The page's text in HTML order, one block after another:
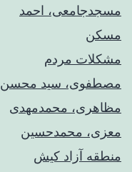
مسجدجامعی، احمد
مسکن
مشکلات مردم
مصطفوی، سید محسن
مظاهری، محمدمهدی
معزی، محمدحسین
منطقه آزاد کیش